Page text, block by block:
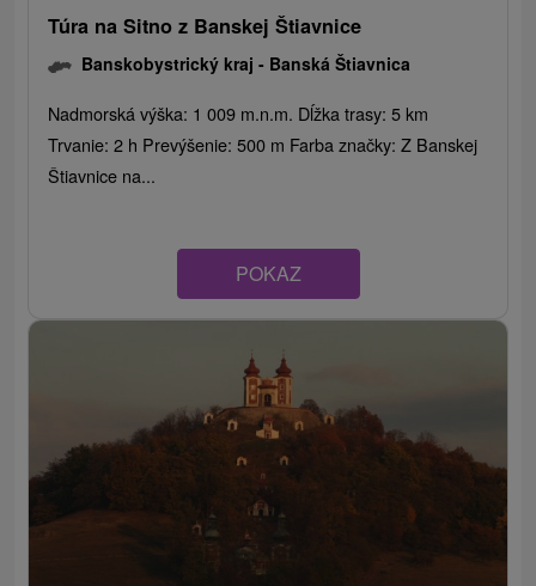
Túra na Sitno z Banskej Štiavnice
Banskobystrický kraj - Banská Štiavnica
Nadmorská výška: 1 009 m.n.m. Dĺžka trasy: 5 km
Trvanie: 2 h Prevýšenie: 500 m Farba značky: Z Banskej
Štiavnice na...
POKAZ